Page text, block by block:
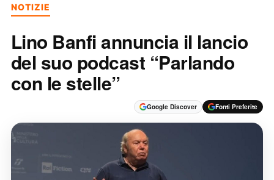
NOTIZIE
Lino Banfi annuncia il lancio
del suo podcast “Parlando
con le stelle”
Google Discover Fonti Preferite